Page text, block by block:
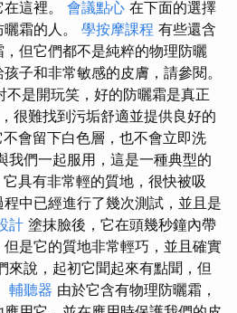
這裡。 會議點心 在下面的選擇
霜的人。 學按摩課程 有些還含
但它們都不是純粹的物理防曬
子和非常敏感的皮膚，請參閱。
不是開玩笑，好的防曬霜是真正
很難找到污垢舒適並提供良好的
不會留下白色層，也不會立即洗
我們一起服用，這是一種典型的
它具有非常輕的質地，很快被吸
中已經進行了幾次測試，並且是
計 塗抹臉後，它在頭幾秒鐘內帶
是它的質地非常輕巧，並且確實
來說，起初它聞起來有點聞，但
輔聽器 由於它含有物理防曬霜，